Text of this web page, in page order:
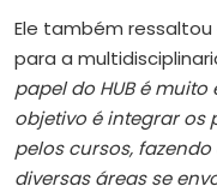
Ele também
para a
papel do HUB é
objetivo é integrar os
pelos cursos,
diversas áreas se